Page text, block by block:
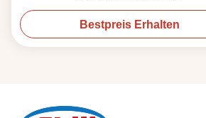
Bestpreis Erhalten